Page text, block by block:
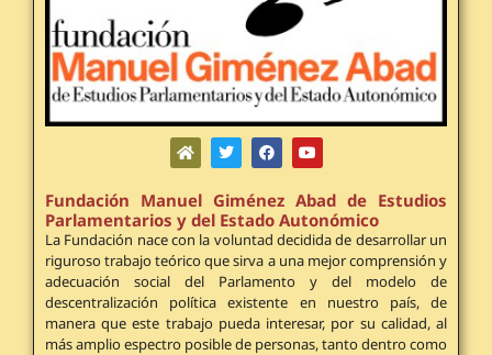
Fundación Manuel Giménez Abad de Estudios
Parlamentarios y del Estado Autonómico
La Fundación nace con la voluntad decidida de desarrollar un
riguroso trabajo teórico que sirva a una mejor comprensión y
adecuación social del Parlamento y del modelo de
descentralización política existente en nuestro país, de
manera que este trabajo pueda interesar, por su calidad, al
más amplio espectro posible de personas, tanto dentro como